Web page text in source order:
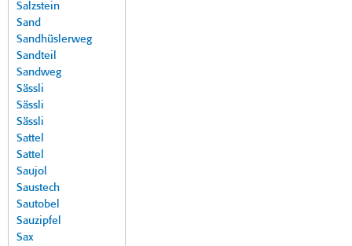
Salzstein
Sand
Sandhüslerweg
Sandteil
Sandweg
Sässli
Sässli
Sässli
Sattel
Sattel
Saujol
Saustech
Sautobel
Sauzipfel
Sax